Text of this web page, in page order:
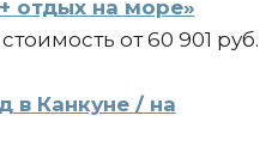
отдых на море»
от 60 901 руб.
в Канкуне / на